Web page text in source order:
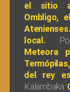
el sitio
Ombligo,
local.
Meteora
del rey
Kalambaka.